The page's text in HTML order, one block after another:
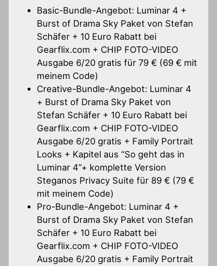
Basic-Bundle-Angebot: Luminar 4 +
Burst of Drama Sky Paket von Stefan
Schäfer + 10 Euro Rabatt bei
Gearflix.com + CHIP FOTO-VIDEO
Ausgabe 6/20 gratis für 79 € (69 € mit
meinem Code)
Creative-Bundle-Angebot: Luminar 4
+ Burst of Drama Sky Paket von
Stefan Schäfer + 10 Euro Rabatt bei
Gearflix.com + CHIP FOTO-VIDEO
Ausgabe 6/20 gratis + Family Portrait
Looks + Kapitel aus “So geht das in
Luminar 4”+ komplette Version
Steganos Privacy Suite für 89 € (79 €
mit meinem Code)
Pro-Bundle-Angebot: Luminar 4 +
Burst of Drama Sky Paket von Stefan
Schäfer + 10 Euro Rabatt bei
Gearflix.com + CHIP FOTO-VIDEO
Ausgabe 6/20 gratis + Family Portrait